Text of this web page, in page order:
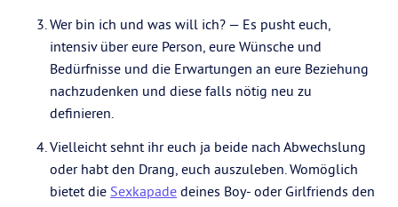
Wer bin ich und was will ich? — Es pusht euch,
intensiv über eure Person, eure Wünsche und
Bedürfnisse und die Erwartungen an eure Beziehung
nachzudenken und diese falls nötig neu zu
definieren.
Vielleicht sehnt ihr euch ja beide nach Abwechslung
oder habt den Drang, euch auszuleben. Womöglich
bietet die Sexkapade deines Boy- oder Girlfriends den